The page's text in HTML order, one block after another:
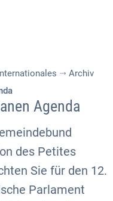
Archiv
Agenda
des Petites
Sie für den 12.
Parlament